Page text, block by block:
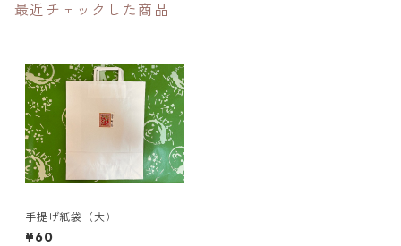
最近チェックした商品
手提げ紙袋（大）
¥60